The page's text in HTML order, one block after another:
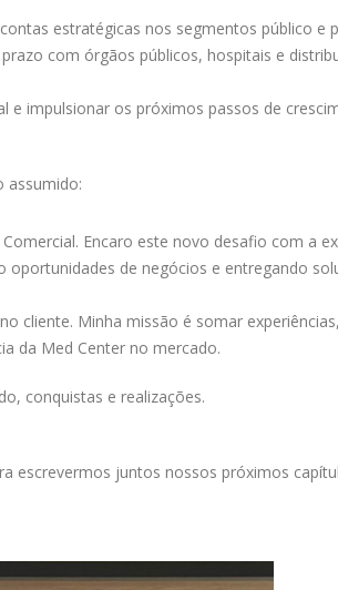
estratégicas nos segmentos público e
com órgãos públicos, hospitais e
impulsionar os próximos passos de
assumido:
Encaro este novo desafio com a
de negócios e entregando
cliente. Minha missão é somar
da Med Center no mercado.
conquistas e realizações.
escrevermos juntos nossos próximos